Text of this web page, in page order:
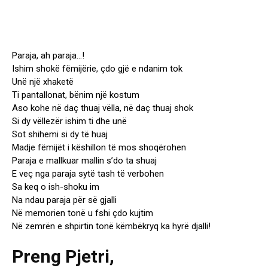
Paraja, ah paraja…!
Ishim shokë fëmijërie, çdo gjë e ndanim tok
Unë një xhaketë
Ti pantallonat, bënim një kostum
Aso kohe në daç thuaj vëlla, në daç thuaj shok
Si dy vëllezër ishim ti dhe unë
Sot shihemi si dy të huaj
Madje fëmijët i këshillon të mos shoqërohen
Paraja e mallkuar mallin s’do ta shuaj
E veç nga paraja sytë tash të verbohen
Sa keq o ish-shoku im
Na ndau paraja për së gjalli
Në memorien tonë u fshi çdo kujtim
Në zemrën e shpirtin tonë këmbëkryq ka hyrë djalli!
Preng Pjetri,